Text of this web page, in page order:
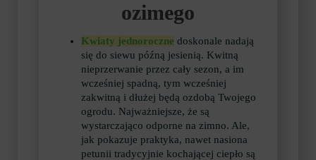
ozimego
Kwiaty jednoroczne doskonale nadają
się do siewu późną jesienią. Kwitną
nieprzerwanie przez cały sezon, a im
wcześniej spadną, tym wcześniej
zakwitną i dłużej będą ozdobą Twojego
ogrodu. Najważniejsze, że są
wystarczająco odporne na zimno. Ale,
jak pokazuje praktyka, nawet nasiona
petunii tradycyjnie kochającej ciepło są